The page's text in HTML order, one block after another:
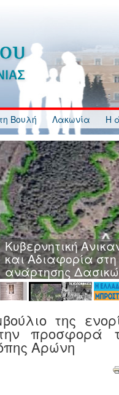
Βουλή Λακωνία
Η
Κυβερνητική
και Αδιαφορία
ανάρτησης
της
προσφορά
Αρώνη